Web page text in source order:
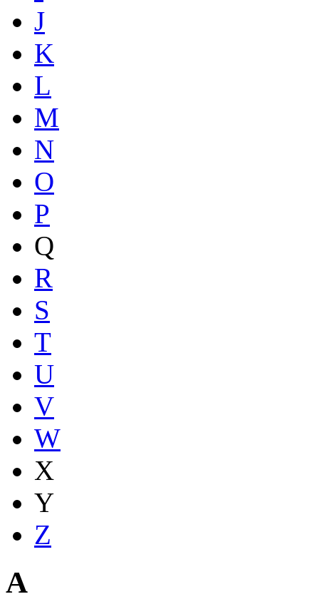
J
K
L
M
N
O
P
Q
R
S
T
U
V
W
X
Y
Z
A